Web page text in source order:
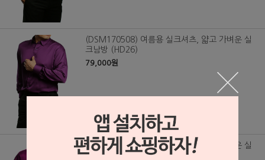
(DSM170508) 여름용 실크셔츠, 얇고 가벼운 실
크남방 (HD26)
79,000원
(DSM170507) 여름용 실크셔츠, 얇고 가벼운 실
크남방 (HD25)